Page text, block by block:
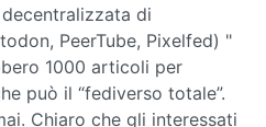
di
PeerTube, Pixelfed) "
1000 articoli per
può il “fediverso totale”.
Chiaro che gli interessati